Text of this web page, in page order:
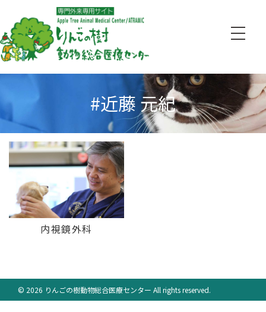
#近藤 元紀
内視鏡外科
© 2026 りんごの樹動物総合医療センター All rights reserved.